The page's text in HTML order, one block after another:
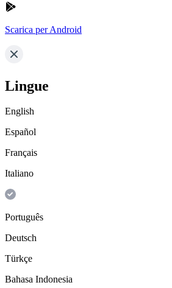
Scarica per Android
Lingue
English
Español
Français
Italiano
Português
Deutsch
Türkçe
Bahasa Indonesia